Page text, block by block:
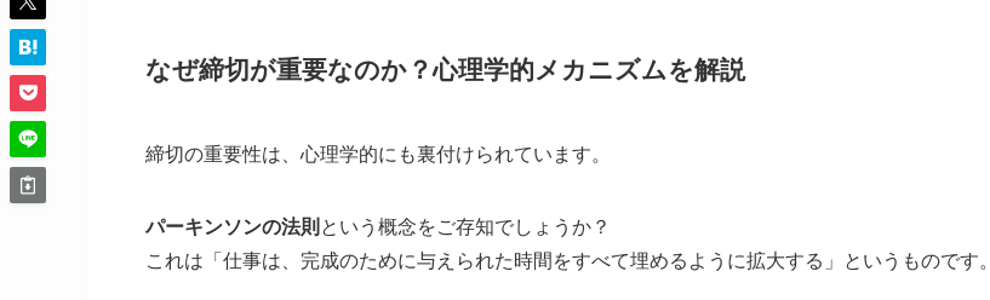
なぜ締切が重要なのか？心理学的メカニズムを解説
締切の重要性は、心理学的にも裏付けられています。
パーキンソンの法則 という概念をご存知でしょうか？
これは「仕事は、完成のために与えられた時間をすべて埋めるように拡大する」というものです。